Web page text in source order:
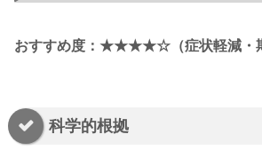
おすすめ度：★★★★☆（症状軽減・期
科学的根拠